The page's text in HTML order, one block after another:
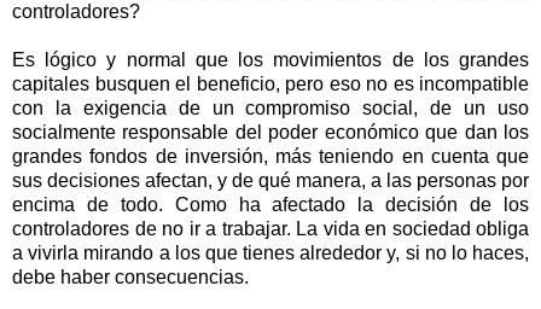
controladores?
Es lógico y normal que los movimientos de los grandes
capitales busquen el beneficio, pero eso no es incompatible
con la exigencia de un compromiso social, de un uso
socialmente responsable del poder económico que dan los
grandes fondos de inversión, más teniendo en cuenta que
sus decisiones afectan, y de qué manera, a las personas por
encima de todo. Como ha afectado la decisión de los
controladores de no ir a trabajar. La vida en sociedad obliga
a vivirla mirando a los que tienes alrededor y, si no lo haces,
debe haber consecuencias.